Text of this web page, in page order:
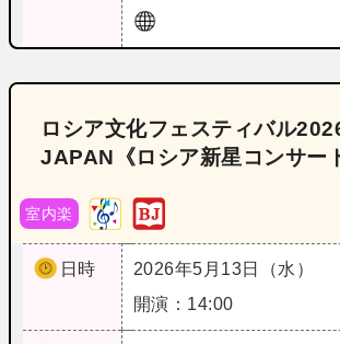
ロシア文化フェスティバル
JAPAN《ロシア新星コンサー
室内楽
日時
2026年5月13日（水）
開演：14:00